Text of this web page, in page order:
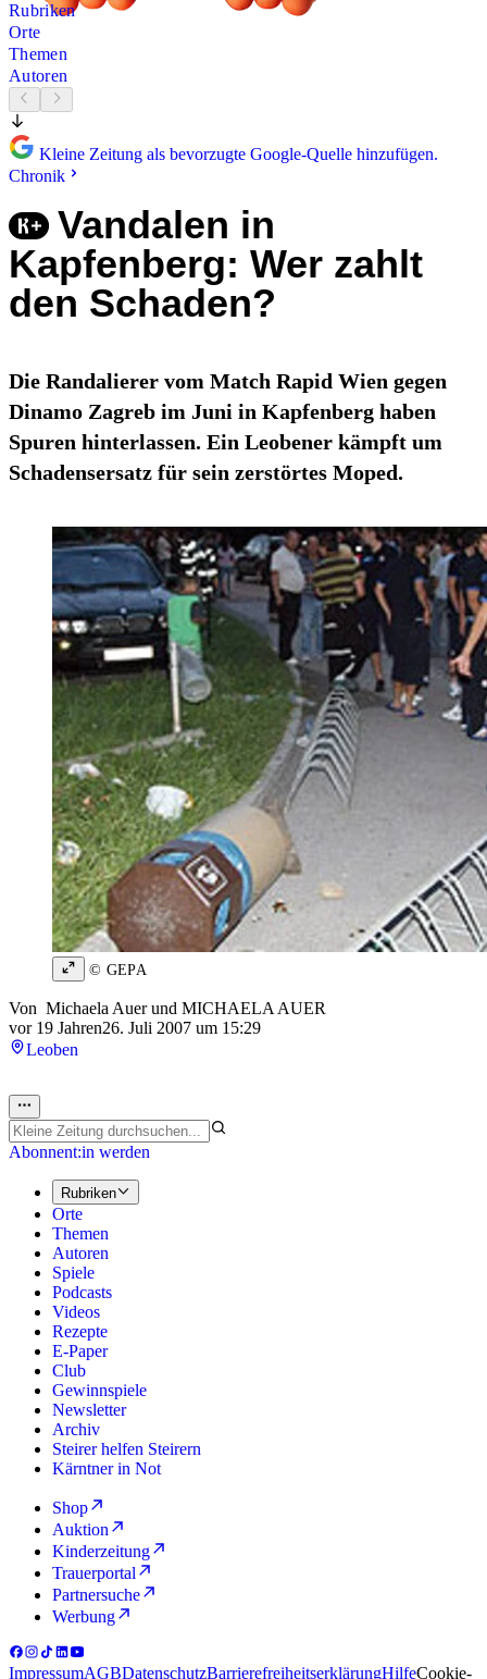
Rubriken
Orte
Themen
Autoren
Kleine Zeitung als bevorzugte Google-Quelle hinzufügen.
Chronik
Vandalen in
Kapfenberg: Wer zahlt
den Schaden?
Die Randalierer vom Match Rapid Wien gegen
Dinamo Zagreb im Juni in Kapfenberg haben
Spuren hinterlassen. Ein Leobener kämpft um
Schadensersatz für sein zerstörtes Moped.
© GEPA
Von Michaela Auerund MICHAELA AUER
vor 19 Jahren26. Juli 2007 um 15:29
Leoben
Abonnent:in werden
Rubriken
Orte
Themen
Autoren
Spiele
Podcasts
Videos
Rezepte
E-Paper
Club
Gewinnspiele
Newsletter
Archiv
Steirer helfen Steirern
Kärntner in Not
Shop
Auktion
Kinderzeitung
Trauerportal
Partnersuche
Werbung
ImpressumAGBDatenschutzBarrierefreiheitserklärungHilfeCookie-